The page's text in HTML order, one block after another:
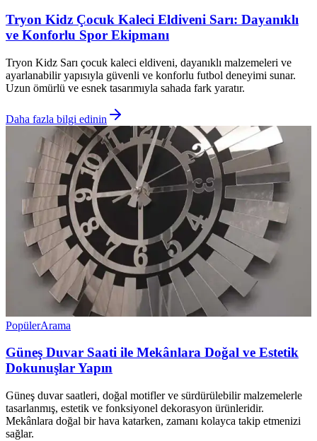
Tryon Kidz Çocuk Kaleci Eldiveni Sarı: Dayanıklı
ve Konforlu Spor Ekipmanı
Tryon Kidz Sarı çocuk kaleci eldiveni, dayanıklı malzemeleri ve
ayarlanabilir yapısıyla güvenli ve konforlu futbol deneyimi sunar.
Uzun ömürlü ve esnek tasarımıyla sahada fark yaratır.
Daha fazla bilgi edinin
PopülerArama
Güneş Duvar Saati ile Mekânlara Doğal ve Estetik
Dokunuşlar Yapın
Güneş duvar saatleri, doğal motifler ve sürdürülebilir malzemelerle
tasarlanmış, estetik ve fonksiyonel dekorasyon ürünleridir.
Mekânlara doğal bir hava katarken, zamanı kolayca takip etmenizi
sağlar.